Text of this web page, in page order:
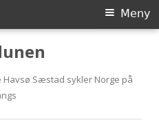
Havsø Sæstad sykler Norge på
Meny